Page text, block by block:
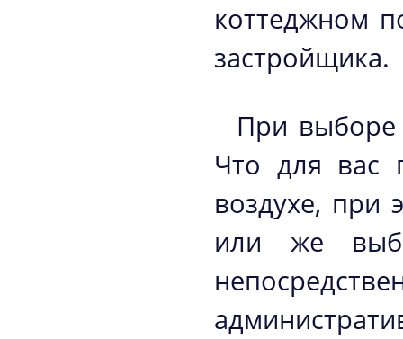
коттеджном
застройщика.
При выборе
Что для вас
воздухе, при
или же